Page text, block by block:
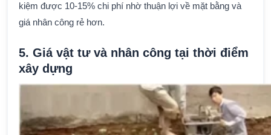
kiệm được 10-15% chi phí nhờ thuận lợi về mặt bằng và
giá nhân công rẻ hơn.
5. Giá vật tư và nhân công tại thời điểm
xây dựng